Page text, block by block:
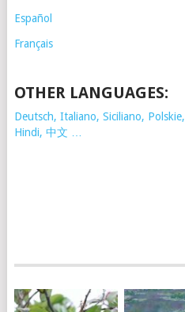
Español
Français
OTHER LANGUAGES:
Deutsch, Italiano, Siciliano, Polskie,
Hindi, 中文 …